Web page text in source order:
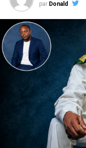
par Donald